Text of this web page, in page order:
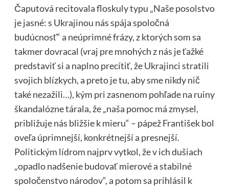
Čaputová recitovala floskuly typu „Naše posolstvo
je jasné: s Ukrajinou nás spája spoločná
budúcnosť“ a neúprimné frázy, z ktorých som sa
takmer dovracal (vraj pre mnohých z nás je ťažké
predstaviť si a naplno precítiť, že Ukrajinci stratili
svojich blízkych, a preto je tu, aby sme nikdy nič
také nezažili…), kým pri zasnenom pohľade na ruiny
škandalózne tárala, že „naša pomoc má zmysel,
približuje nás bližšie k mieru“ – pápež František bol
oveľa úprimnejší, konkrétnejší a presnejší.
Politickým lídrom najprv vytkol, že v ich dušiach
„opadlo nadšenie budovať mierové a stabilné
spoločenstvo národov“, a potom sa prihlásil k